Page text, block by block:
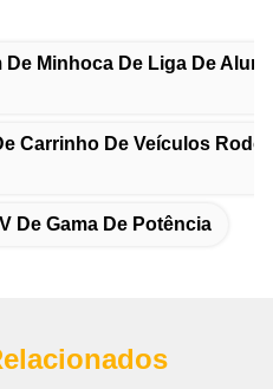
Minhoca De Liga De
Carrinho De Veículos
De Gama De Potência